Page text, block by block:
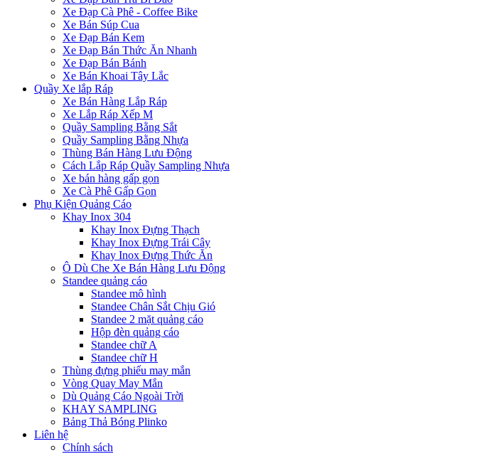
Xe Đạp Cà Phê - Coffee Bike
Xe Bán Súp Cua
Xe Đạp Bán Kem
Xe Đạp Bán Thức Ăn Nhanh
Xe Đạp Bán Bánh
Xe Bán Khoai Tây Lắc
Quầy Xe lắp Ráp
Xe Bán Hàng Lắp Ráp
Xe Lắp Ráp Xếp M
Quầy Sampling Bằng Sắt
Quầy Sampling Bằng Nhựa
Thùng Bán Hàng Lưu Động
Cách Lắp Ráp Quầy Sampling Nhựa
Xe bán hàng gấp gọn
Xe Cà Phê Gấp Gọn
Phụ Kiện Quảng Cáo
Khay Inox 304
Khay Inox Đựng Thạch
Khay Inox Đựng Trái Cây
Khay Inox Đựng Thức Ăn
Ô Dù Che Xe Bán Hàng Lưu Động
Standee quảng cáo
Standee mô hình
Standee Chân Sắt Chịu Gió
Standee 2 mặt quảng cáo
Hộp đèn quảng cáo
Standee chữ A
Standee chữ H
Thùng đựng phiếu may mắn
Vòng Quay May Mắn
Dù Quảng Cáo Ngoài Trời
KHAY SAMPLING
Bảng Thả Bóng Plinko
Liên hệ
Chính sách